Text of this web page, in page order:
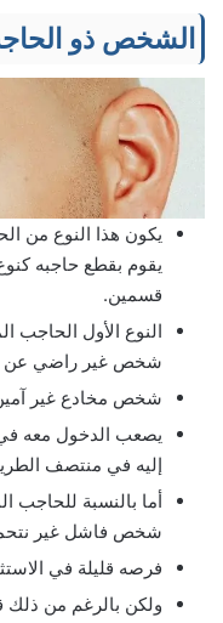
الشخص ذو
يكون هذا النوع من
يقوم بقطع حاجبه
قسمين.
النوع الأول الحاجب
شخص غير راضي عن
شخص مخادع غير
يصعب الدخول معه
إليه في منتصف
أما بالنسبة للحاجب
شخص فاشل غير
فرصه قليلة في
ولكن بالرغم من